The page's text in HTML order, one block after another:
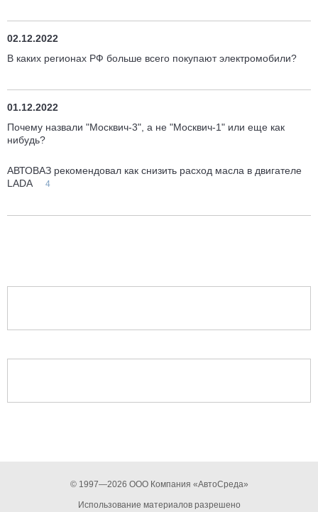
02.12.2022
В каких регионах РФ больше всего покупают электромобили?
01.12.2022
Почему назвали "Москвич-3", а не "Москвич-1" или еще как
нибудь?
АВТОВАЗ рекомендовал как снизить расход масла в двигателе
LADA
4
© 1997—2026 ООО Компания «АвтоСреда»
Использование материалов разрешено